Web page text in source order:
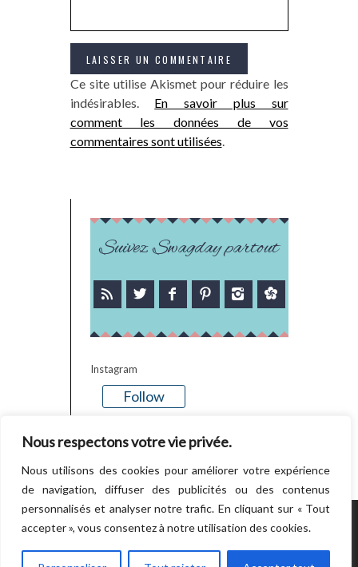
Nous respectons votre vie privée.
Nous utilisons des cookies pour améliorer votre expérience
de navigation, diffuser des publicités ou des contenus
personnalisés et analyser notre trafic. En cliquant sur « Tout
accepter », vous consentez à notre utilisation des cookies.
Ce site utilise Akismet pour réduire les
indésirables. En savoir plus sur
comment les données de vos
commentaires sont utilisées.
Suivez Swagday partout
Instagram
Follow
POWERED BY WORDPRESS.CREATED BY
THEMESINDEP